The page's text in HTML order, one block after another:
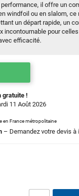
il offre un
windfoil ou en slalom, ce
un départ rapide, un
incontournable pour
efficacité.
gratuite !
11 Août 2026
en France métropolitaine
– Demandez votre devis à